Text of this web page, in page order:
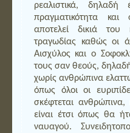
ρεαλιστικά,
πραγματικότητα
αποτελεί δικιά του
τραγωδίας καθώς οι
Αισχύλος και ο
τους σαν θεούς,
χωρίς ανθρώπινα
όπως όλοι οι
σκέφτεται
είναι έτσι όπως θα
ναυαγού.